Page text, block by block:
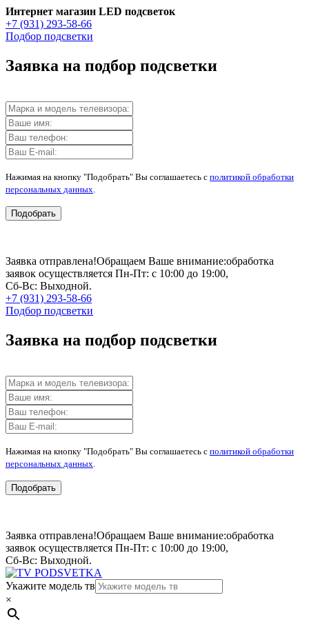
Интернет магазин LED подсветок
+7 (931) 293-58-66
Подбор подсветки
Заявка на подбор подсветки
Нажимая на кнопку "Подобрать" Вы соглашаетесь с политикой обработки
персональных данных
Подобрать
Заявка отправлена!Обращаем Ваше внимание:обработка
заявок осуществляется Пн-Пт: с 10:00 до 19:00,
Сб-Вс: Выходной.
+7 (931) 293-58-66
Подбор подсветки
Заявка на подбор подсветки
Нажимая на кнопку "Подобрать" Вы соглашаетесь с политикой обработки
персональных данных
Подобрать
Заявка отправлена!Обращаем Ваше внимание:обработка
заявок осуществляется Пн-Пт: с 10:00 до 19:00,
Сб-Вс: Выходной.
Укажите модель тв
×